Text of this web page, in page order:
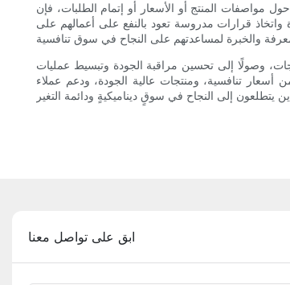
مواصفات المنتج أو الأسعار أو إتمام الطلبات، فإن
قرارات مدروسة تعود بالنفع على أعمالهم على
وصولًا إلى تحسين مراقبة الجودة وتبسيط عمليات
تنافسية، ومنتجات عالية الجودة، ودعم عملاء
ابق على تواصل معنا